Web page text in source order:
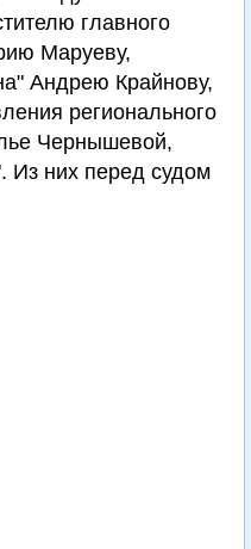
главного
Маруеву,
Андрею Крайнову,
регионального
Чернышевой,
Из них перед судом